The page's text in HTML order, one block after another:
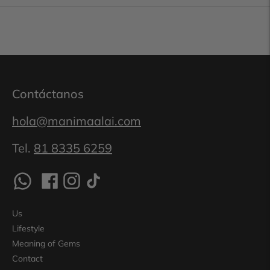
Contáctanos
hola@manimaalai.com
Tel. 81 8335 6259
Us
Lifestyle
Meaning of Gems
Contact